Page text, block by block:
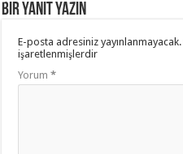
Bir yanıt yazın
E-posta adresiniz yayınlanmayacak.
işaretlenmişlerdir
Yorum*